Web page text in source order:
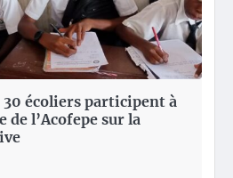
30 écoliers participent à
de l’Acofepe sur la